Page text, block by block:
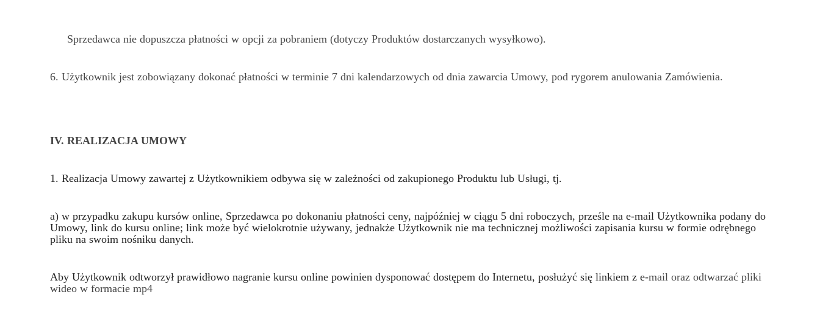
Sprzedawca nie dopuszcza płatności w opcji za pobraniem (dotyczy Produktów dostarczanych wysyłkowo).
6. Użytkownik jest zobowiązany dokonać płatności w terminie 7 dni kalendarzowych od dnia zawarcia Umowy, pod rygorem anulowania Zamówienia.
IV. REALIZACJA UMOWY
1. Realizacja Umowy zawartej z Użytkownikiem odbywa się w zależności od zakupionego Produktu lub Usługi, tj.
a) w przypadku zakupu kursów online, Sprzedawca po dokonaniu płatności ceny, najpóźniej w ciągu 5 dni roboczych, prześle na e-mail Użytkownika podany do
Umowy, link do kursu online; link może być wielokrotnie używany, jednakże Użytkownik nie ma technicznej możliwości zapisania kursu w formie odrębnego
pliku na swoim nośniku danych.
Aby Użytkownik odtworzył prawidłowo nagranie kursu online powinien dysponować dostępem do Internetu, posłużyć się linkiem z e-mail oraz odtwarzać pliki
wideo w formacie mp4